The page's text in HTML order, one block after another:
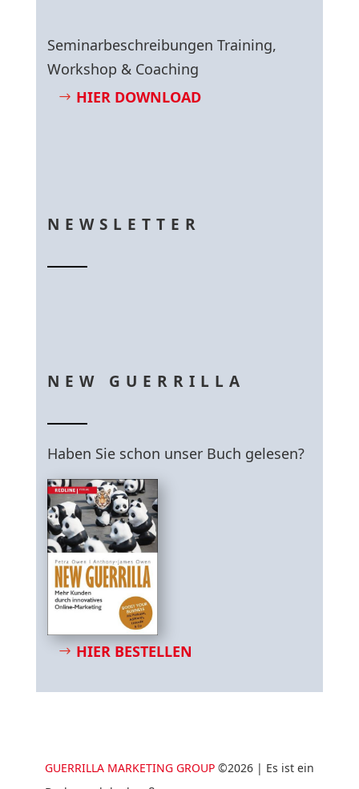
Seminarbeschreibungen Training,
Workshop & Coaching
HIER DOWNLOAD
NEWSLETTER
NEW GUERRILLA
Haben Sie schon unser Buch gelesen?
HIER BESTELLEN
GUERRILLA MARKETING GROUP ©2026 | Es ist ein